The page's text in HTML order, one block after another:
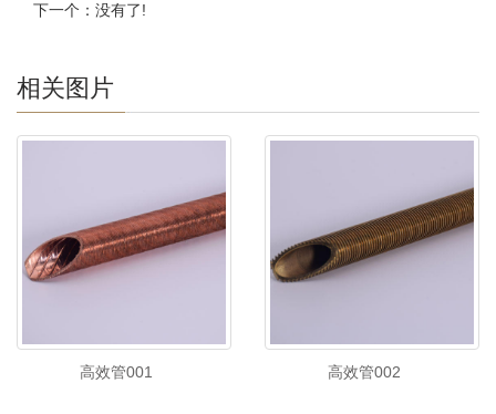
下一个：没有了!
相关图片
高效管001 高效管002